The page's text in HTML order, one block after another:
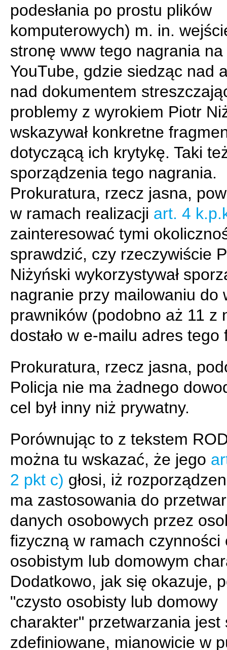
podesłania po prostu plików
komputerowych) m. in.
stronę www tego nagrania na
YouTube, gdzie siedząc nad
nad dokumentem
problemy z wyrokiem Piotr
wskazywał konkretne
dotyczącą ich krytykę. Taki
sporządzenia tego nagrania.
Prokuratura, rzecz jasna,
w ramach realizacji art. 4
zainteresować tymi
sprawdzić, czy rzeczywiście
Niżyński wykorzystywał
nagranie przy mailowaniu do
prawników (podobno aż 11 z
dostało w e-mailu adres tego
Prokuratura, rzecz jasna,
Policja nie ma żadnego
cel był inny niż prywatny.
Porównując to z tekstem
można tu wskazać, że jego
2 pkt c) głosi, iż
ma zastosowania do
danych osobowych przez
fizyczną w ramach czynności
osobistym lub domowym
Dodatkowo, jak się okazuje,
"czysto osobisty lub domowy
charakter" przetwarzania jest
zdefiniowane, mianowicie w